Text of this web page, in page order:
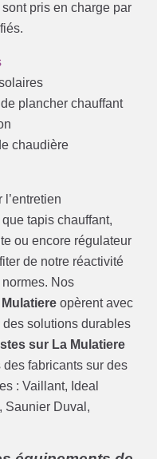
pris en charge par
plancher chauffant
chaudière
l’entretien
tapis chauffant,
ou encore régulateur
de notre réactivité
Nos
opèrent avec
solutions durables
sur La Mulatiere
fabricants sur des
: Vaillant, Ideal
Saunier Duval,